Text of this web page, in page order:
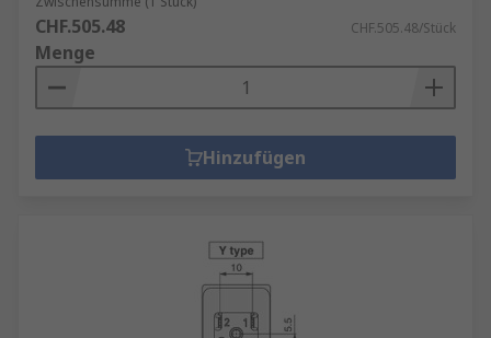
CHF.505.48 CHF.505.48/Stück
Menge
Hinzufügen